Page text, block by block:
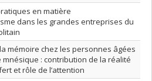
en matière
dans les grandes entreprises du
mémoire chez les personnes âgées
: contribution de la réalité
et rôle de l’attention